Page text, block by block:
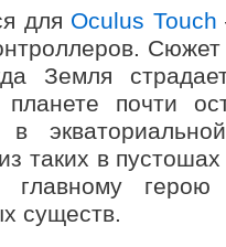
для Oculus Touch
Земля
почти
в
таких в пустошах
главному
существ.